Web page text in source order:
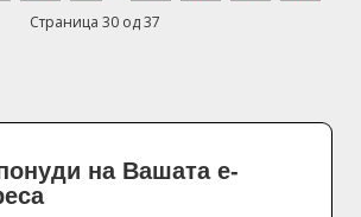
Страница 30 од 37
на Вашата е-